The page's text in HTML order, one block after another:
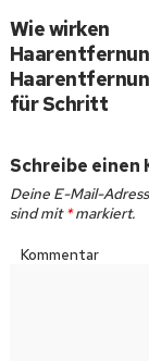
Wie wirken
für Schritt
Schreibe einen
Deine E-Mail-
sind mit*markiert.
Kommentar